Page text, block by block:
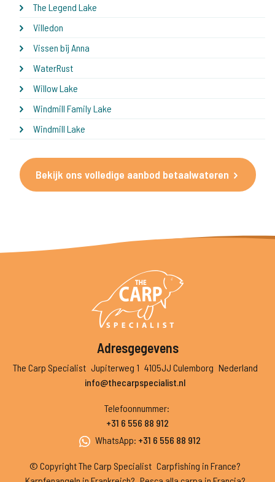
The Legend Lake
Villedon
Vissen bij Anna
WaterRust
Willow Lake
Windmill Family Lake
Windmill Lake
Bekijk ons volledige aanbod betaalwateren
Adresgegevens
The Carp Specialist Jupiterweg 1 4105JJ Culemborg Nederland
info@thecarpspecialist.nl
Telefoonnummer:
+31 6 556 88 912
WhatsApp: +31 6 556 88 912
© Copyright The Carp Specialist Carpfishing in France?